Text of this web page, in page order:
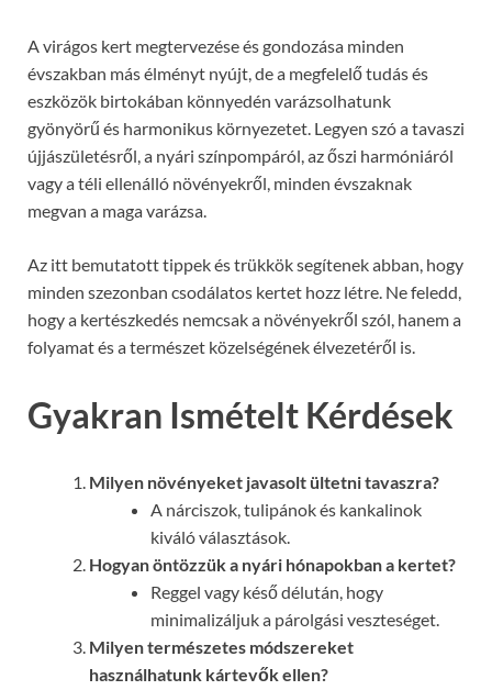
A virágos kert megtervezése és gondozása minden
évszakban más élményt nyújt, de a megfelelő tudás és
eszközök birtokában könnyedén varázsolhatunk
gyönyörű és harmonikus környezetet. Legyen szó a tavaszi
újjászületésről, a nyári színpompáról, az őszi harmóniáról
vagy a téli ellenálló növényekről, minden évszaknak
megvan a maga varázsa.
Az itt bemutatott tippek és trükkök segítenek abban, hogy
minden szezonban csodálatos kertet hozz létre. Ne feledd,
hogy a kertészkedés nemcsak a növényekről szól, hanem a
folyamat és a természet közelségének élvezetéről is.
Gyakran Ismételt Kérdések
Milyen növényeket javasolt ültetni tavaszra?
A nárciszok, tulipánok és kankalinok
kiváló választások.
Hogyan öntözzük a nyári hónapokban a kertet?
Reggel vagy késő délután, hogy
minimalizáljuk a párolgási veszteséget.
Milyen természetes módszereket
használhatunk kártevők ellen?